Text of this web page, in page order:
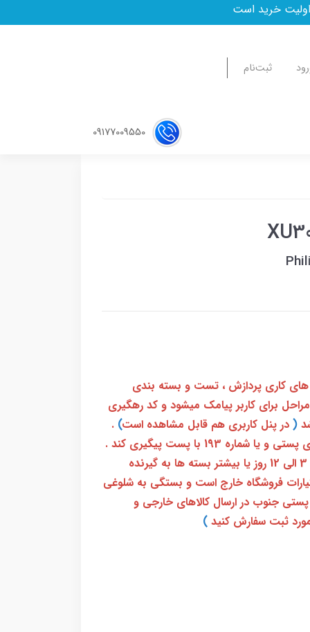
ثبت‌نام
های کاری پردازش ، تست و بسته بندی
برای کاربر پیامک میشود و کد رهگیری
( در پنل کاربری هم قابل مشاهده است)
.
بعد از آن کاربر فقط باید از طریق سامانه رهگیری پستی و یا شماره 193 با پست پیگیری کند .
بعد از دریافت کدرهگیری 24 رقمی معمولا بین 3 الی 12 روز یا بیشتر بسته ها به گیرنده
فروشگاه خارج است و بستگی به شلوغی
جنوب در ارسال کالاهای خارجی و
ثبت سفارش کنید )